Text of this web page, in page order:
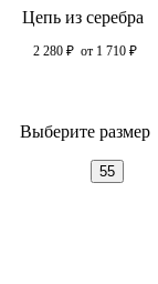
Цепь из серебра
2 280 ₽ от 1 710 ₽
Выберите размер
55